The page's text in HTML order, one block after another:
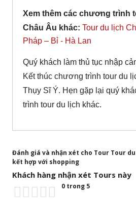
Xem thêm các chương trình
Châu Âu khác: Tour du lịch
Pháp – Bỉ - Hà Lan
Quý khách làm thủ tục nhập
Kết thúc chương trình tour du
Thụy Sĩ Ý. Hẹn gặp lại quý
trình tour du lịch khác.
Đánh giá và nhận xét cho Tour Tour du
kết hợp với shopping
Khách hàng nhận xét Tours này
0 trong 5